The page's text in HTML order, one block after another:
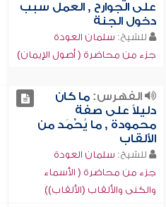
على الجوارح , العمل سبب
دخول الجنة
للشيخ: سلمان العودة
جزء من محاضرة ( أصول الإيمان)
الفهرس:ما كان
دليلاً على صفة
محمودة , ما يُحْمَد من
الألقاب
للشيخ: سلمان العودة
جزء من محاضرة ( الأسماء
والكنى والألقاب (الألقاب))